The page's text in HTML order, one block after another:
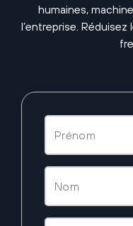
humaines,
l’entreprise.